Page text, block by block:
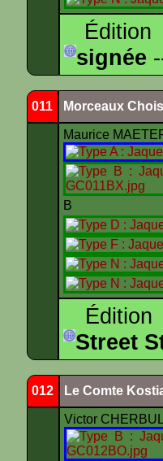
Édition
signée
011 Morceaux
Maurice
Édition
Street
012 Le Comte
Victor